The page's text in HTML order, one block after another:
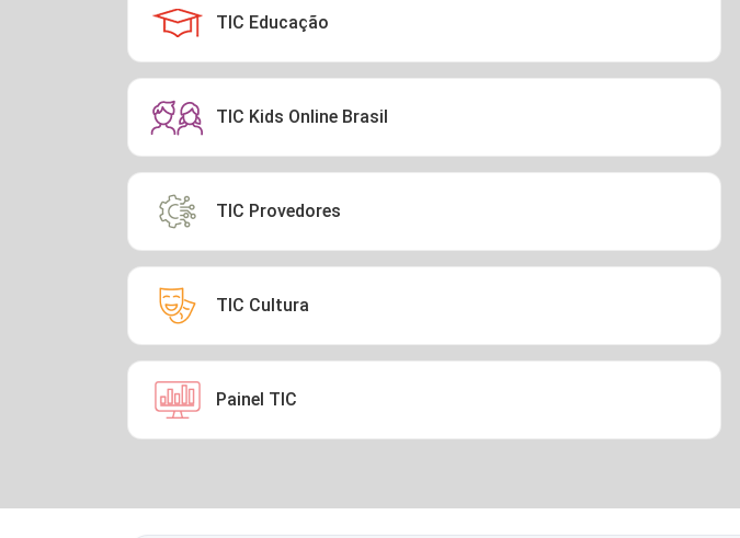
TIC Educação
TIC Kids Online Brasil
TIC Provedores
TIC Cultura
Painel TIC